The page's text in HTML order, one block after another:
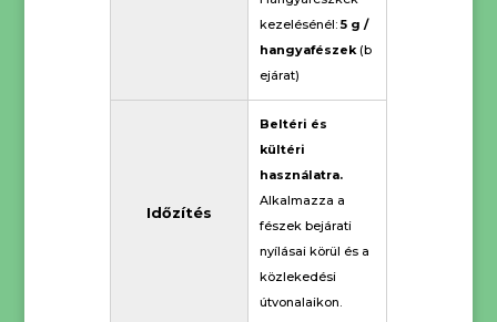
kezelésénél: 5 g /
hangyafészek(b
ejárat)
Időzítés
Beltéri és
kültéri
használatra.
Alkalmazza a
fészek bejárati
nyílásai körül és a
közlekedési
útvonalaikon.